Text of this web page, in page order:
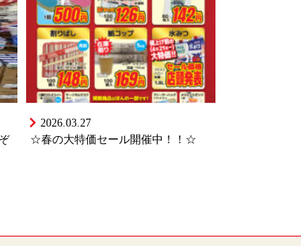
2026.03.27
☆春の大特価セール開催中！！☆